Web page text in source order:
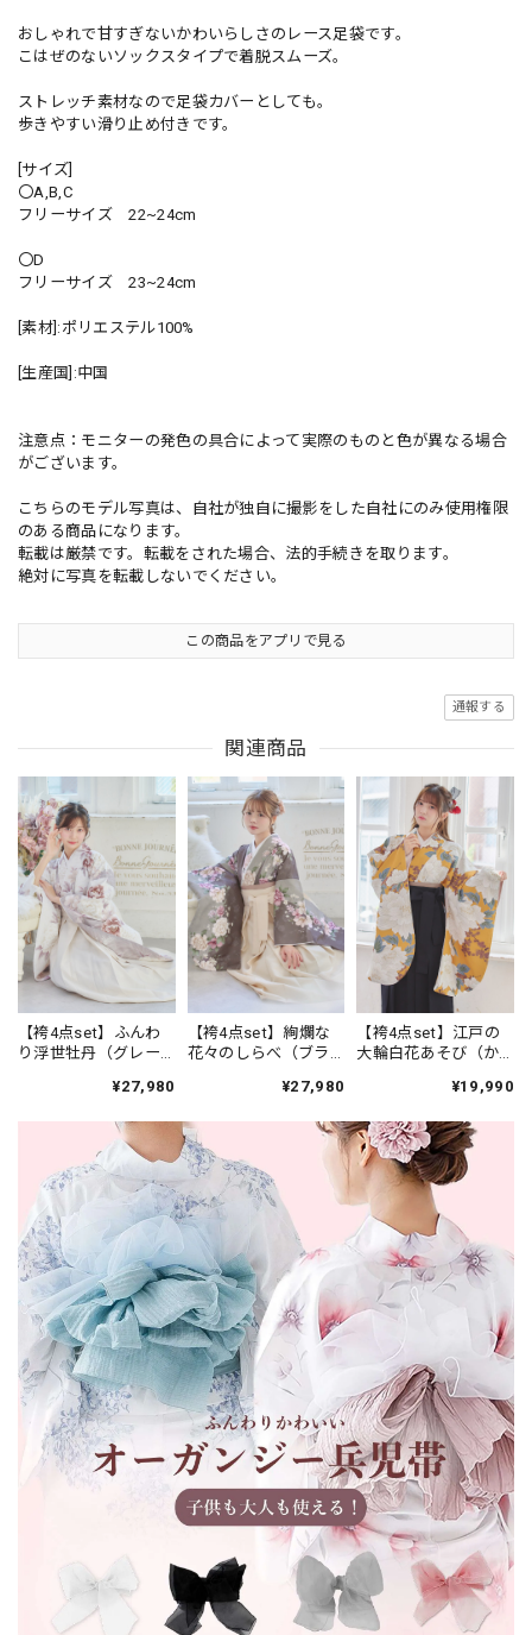
おしゃれで甘すぎないかわいらしさのレース足袋です。
こはぜのないソックスタイプで着脱スムーズ。
ストレッチ素材なので足袋カバーとしても。
歩きやすい滑り止め付きです。
[サイズ]
〇A,B,C
フリーサイズ 22~24cm
〇D
フリーサイズ 23~24cm
[素材]:ポリエステル100%
[生産国]:中国
注意点：モニターの発色の具合によって実際のものと色が異なる場合
がございます。
こちらのモデル写真は、自社が独自に撮影をした自社にのみ使用権限
のある商品になります。
転載は厳禁です。転載をされた場合、法的手続きを取ります。
絶対に写真を転載しないでください。
この商品をアプリで見る
通報する
関連商品
【袴4点set】ふんわ
り浮世牡丹（グレー
¥27,980
【袴4点set】絢爛な
花々のしらべ（ブラ
¥27,980
【袴4点set】江戸の
大輪白花あそび（か
¥19,990